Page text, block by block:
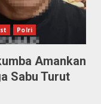
Polri
Amankan
Sabu Turut